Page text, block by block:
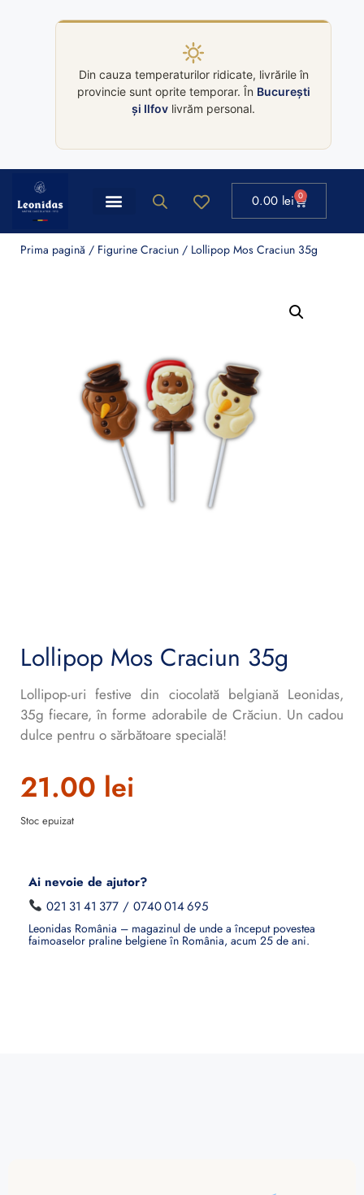
Din cauza temperaturilor ridicate, livrările în
provincie sunt oprite temporar. În București
și Ilfov livrăm personal.
0.00 lei 0
Prima pagină / Figurine Craciun / Lollipop Mos Craciun 35g
Lollipop Mos Craciun 35g
Lollipop-uri festive din ciocolată belgiană Leonidas,
35g fiecare, în forme adorabile de Crăciun. Un cadou
dulce pentru o sărbătoare specială!
21.00 lei
Stoc epuizat
Ai nevoie de ajutor?
021 31 41 377 /0740 014 695
Leonidas România – magazinul de unde a început povestea
faimoaselor praline belgiene în România, acum 25 de ani.